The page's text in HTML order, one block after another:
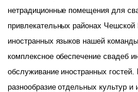
нетрадиционные помещения для
привлекательных районах
иностранных языков нашей
комплексное обеспечение свадеб
обслуживание иностранных
разнообразие отдельных культур